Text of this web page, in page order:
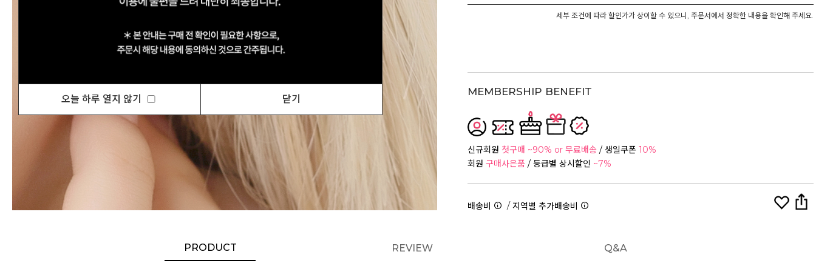
세부 조건에 따라 할인가가 상이할 수 있으니, 주문서에서 정확한 내용을 확인해 주세요.
MEMBERSHIP BENEFIT
신규회원 첫구매 ~90% or 무료배송 / 생일쿠폰 10%
회원 구매사은품 / 등급별 상시할인 ~7%
배송비 /지역별 추가배송비
PRODUCT REVIEW Q&A
오늘 하루 열지 않기 닫기